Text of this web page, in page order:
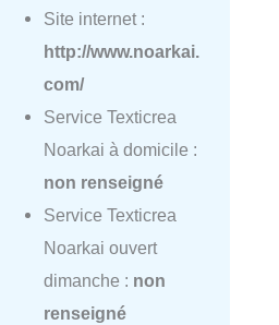
Site internet :
http://www.noarkai.
com/
Service Texticrea
Noarkai à domicile :
non renseigné
Service Texticrea
Noarkai ouvert
dimanche : non
renseigné